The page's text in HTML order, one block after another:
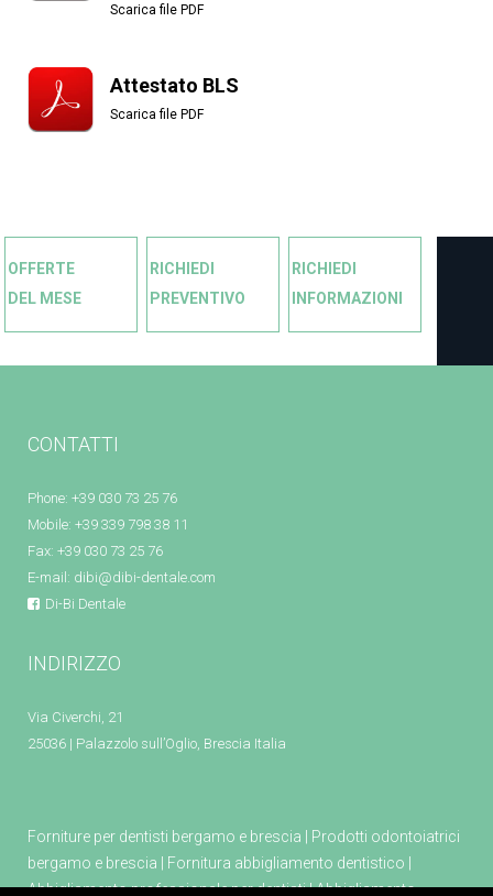
Scarica file PDF
Attestato BLS
Scarica file PDF
OFFERTE
DEL MESE
RICHIEDI
PREVENTIVO
RICHIEDI
INFORMAZIONI
CONTATTI
Phone: +39 030 73 25 76
Mobile: +39 339 798 38 11
Fax: +39 030 73 25 76
E-mail: dibi@dibi-dentale.com
Di-Bi Dentale
INDIRIZZO
Via Civerchi, 21
25036 | Palazzolo sull’Oglio, Brescia Italia
Forniture per dentisti bergamo e brescia
Prodotti odontoiatrici
bergamo e brescia
Fornitura abbigliamento dentistico
Abbigliamento professionale per dentisti|Abbigliamento